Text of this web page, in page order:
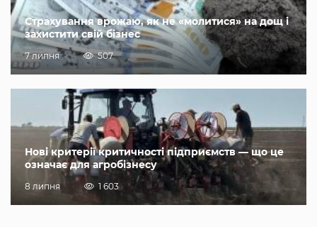
Страхування врожаю, як не «молитися» на дощ і
захистити свій бізнес
7 липня 507
Нові критерії критичності підприємств — що це
означає для агробізнесу
8 липня 1 603